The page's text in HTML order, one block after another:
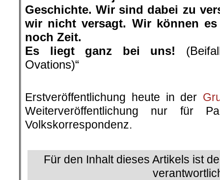
Geschichte. Wir sind dabei zu
wir nicht versagt. Wir können
noch Zeit.
Es liegt ganz bei uns!
Ovations)“
Erstveröffentlichung heute in der
Weiterveröffentlichung nur für
Volkskorrespondenz.
Für den Inhalt dieses Artikels ist